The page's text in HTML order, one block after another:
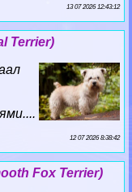
13 07 2026 12:43:12
Terrier)
12 07 2026 8:38:42
Fox Terrier)